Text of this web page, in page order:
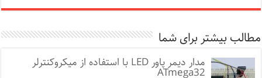
مطالب بیشتر برای شما
مدار دیمر پاور LED با استفاده از میکروکنترلر
ATmega32